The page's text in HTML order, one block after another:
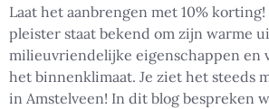
Laat het aanbrengen met 10%
pleister staat bekend om zijn warme
milieuvriendelijke eigenschappen en
het binnenklimaat. Je ziet het steeds
in Amstelveen! In dit blog bespreken